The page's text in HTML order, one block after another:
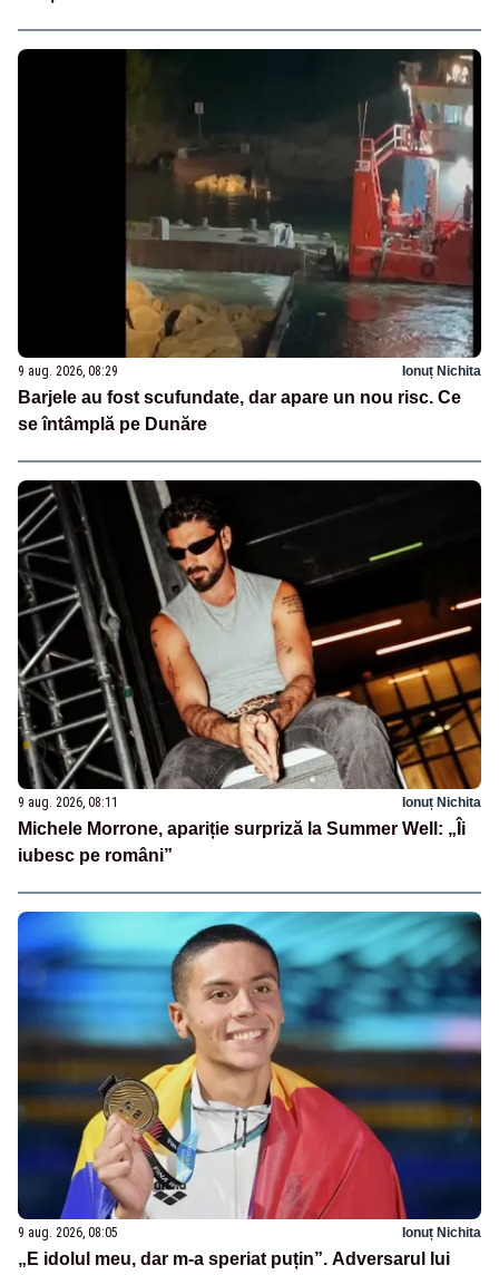
9 aug. 2026, 08:29 Ionuț Nichita
Barjele au fost scufundate, dar apare un nou risc. Ce
se întâmplă pe Dunăre
9 aug. 2026, 08:11 Ionuț Nichita
Michele Morrone, apariție surpriză la Summer Well: „Îi
iubesc pe români”
9 aug. 2026, 08:05 Ionuț Nichita
„E idolul meu, dar m-a speriat puțin”. Adversarul lui